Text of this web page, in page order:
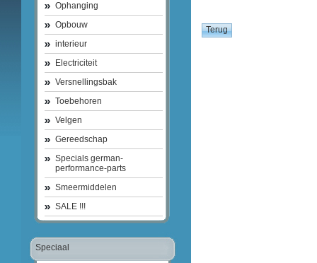
Ophanging
Opbouw
interieur
Electriciteit
Versnellingsbak
Toebehoren
Velgen
Gereedschap
Specials german-
performance-parts
Smeermiddelen
SALE !!!
Speciaal